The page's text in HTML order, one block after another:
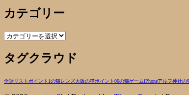
カ
イ
ブ
カテゴリー
カ
ゴ
リ
タグクラウド
全話リスト ポイント1の猫レンズ大阪の猫ポイント00の猫ゲームiPhoneアルフ神社の